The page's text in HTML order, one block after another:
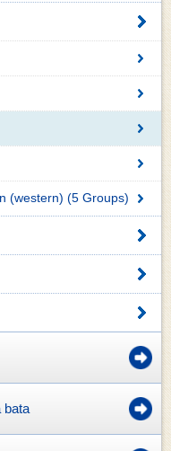
(western) (5 Groups)
bata